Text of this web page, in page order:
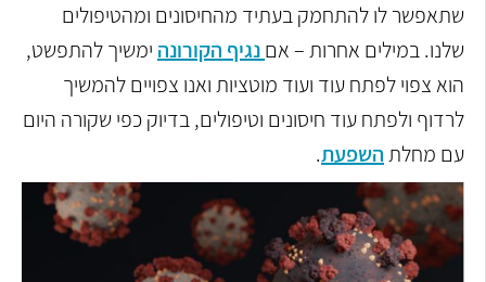
שתאפשר לו להתחמק בעתיד מהחיסונים ומהטיפולים
שלנו. במילים אחרות – אםנגיף הקורונה ימשיך להתפשט,
הוא צפוי לפתח עוד ועוד מוטציות ואנו צפויים להמשיך
לרדוף ולפתח עוד חיסונים וטיפולים, בדיוק כפי שקורה היום
עם מחלתהשפעת.